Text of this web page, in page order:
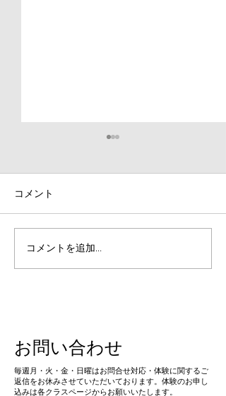
カップ
先日10月25日、26日に行わ
れました第32回ジュニア陸上
競技・チャレンジカップ東京
と第79回市民スポーツ大会兼
ていただき、大会が初めての
方にとっても良い経験になっ
たかと思います。 雨で気温も
コメント
コメントを追加…
お問い合わせ
​毎週月・火・金・日曜はお問合せ対応・体験に関するご
返信をお休みさせていただいております。体験のお申し
込みは各クラスページからお願いいたします。